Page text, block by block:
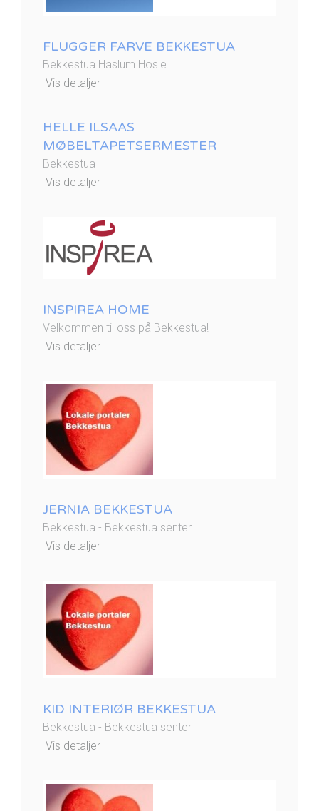
FLUGGER FARVE BEKKESTUA
Bekkestua Haslum Hosle
Vis detaljer
HELLE ILSAAS
MØBELTAPETSERMESTER
Bekkestua
Vis detaljer
INSPIREA HOME
Velkommen til oss på Bekkestua!
Vis detaljer
JERNIA BEKKESTUA
Bekkestua - Bekkestua senter
Vis detaljer
KID INTERIØR BEKKESTUA
Bekkestua - Bekkestua senter
Vis detaljer